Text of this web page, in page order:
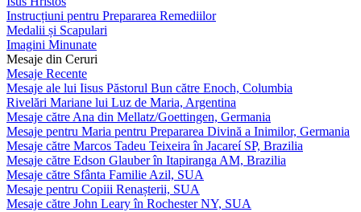
Instrucțiuni pentru Prepararea Remediilor
Medalii și Scapulari
Imagini Minunate
Mesaje din Ceruri
Mesaje Recente
Mesaje ale lui Iisus Păstorul Bun către Enoch, Columbia
Rivelări Mariane lui Luz de Maria, Argentina
Mesaje către Ana din Mellatz/Goettingen, Germania
Mesaje pentru Maria pentru Prepararea Divină a Inimilor, Germania
Mesaje către Marcos Tadeu Teixeira în Jacareí SP, Brazilia
Mesaje către Edson Glauber în Itapiranga AM, Brazilia
Mesaje către Sfânta Familie Azil, SUA
Mesaje pentru Copiii Renașterii, SUA
Mesaje către John Leary în Rochester NY, SUA